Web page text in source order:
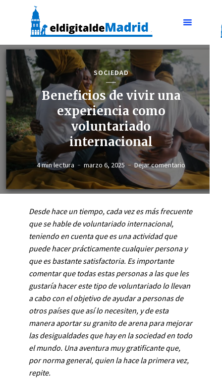
SOCIEDAD
Beneficios de vivir una
experiencia como
voluntariado
internacional
4 min lectura marzo 6, 2025 Dejar comentario
Desde hace un tiempo, cada vez es más frecuente
que se hable de voluntariado internacional,
teniendo en cuenta que es una actividad que
puede hacer prácticamente cualquier persona y
que es bastante satisfactoria. Es importante
comentar que todas estas personas a las que les
gustaría hacer este tipo de voluntariado lo llevan
a cabo con el objetivo de ayudar a personas de
otros países que así lo necesiten, y de esta
manera aportar su granito de arena para mejorar
las desigualdades que hay en la sociedad en todo
el mundo. Una aventura muy gratificante que,
por norma general, quien la hace la primera vez,
repite.